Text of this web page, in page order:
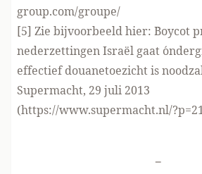
group.com/groupe/
[5] Zie bijvoorbeeld hier: ¨Boycot
nederzettingen Israël gaat
effectief douanetoezicht is
Supermacht, 29 juli 2013
(https://www.supermacht.nl/
-